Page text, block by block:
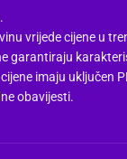
vrijede cijene u
garantiraju
imaju uključen
obavijesti.